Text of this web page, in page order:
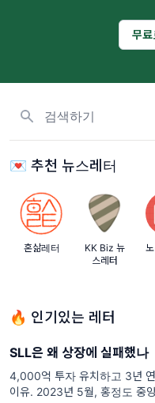
무
뉴스레터, 태그 검색하기
💌 추천 뉴스레터
혼삶레터
KK Biz 뉴
스레터
🔥 인기있는 레터
SLL은 왜 상장에 실패했나
4,000억 투자 유치하고 3년
이유. 2023년 5월, 홍정도 중